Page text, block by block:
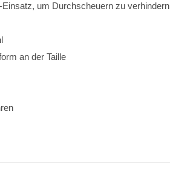
um Durchscheuern zu verhindern
an der Taille